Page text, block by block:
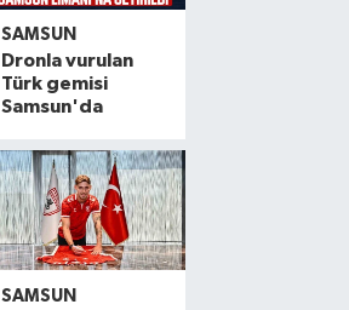
SAMSUN
Dronla vurulan
Türk gemisi
Samsun'da
SAMSUN